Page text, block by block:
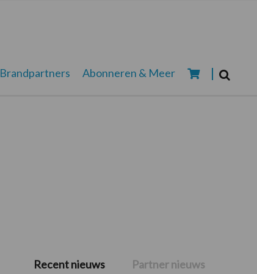
Brandpartners Abonneren & Meer
Primaire
Recent nieuws Partner nieuws